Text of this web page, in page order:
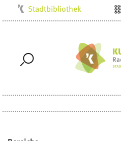
Musikschule
Stadtmuseum
Stadtbibliothek
Villa Bosch